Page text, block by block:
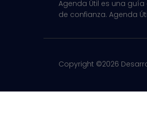
Agenda Útil es una
de confianza. Agenda
Copyright ©2026